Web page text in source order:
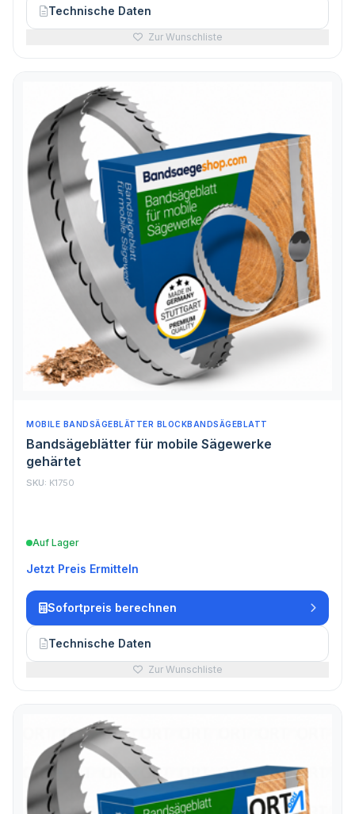
Technische Daten
Zur Wunschliste
MOBILE BANDSÄGEBLÄTTER BLOCKBANDSÄGEBLATT
Bandsägeblätter für mobile Sägewerke
gehärtet
SKU: K1750
Auf Lager
Jetzt Preis Ermitteln
Sofortpreis berechnen
Technische Daten
Zur Wunschliste